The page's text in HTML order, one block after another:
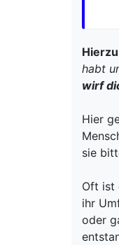
habt
wirf
Hier
sie
Oft ist
ihr
oder